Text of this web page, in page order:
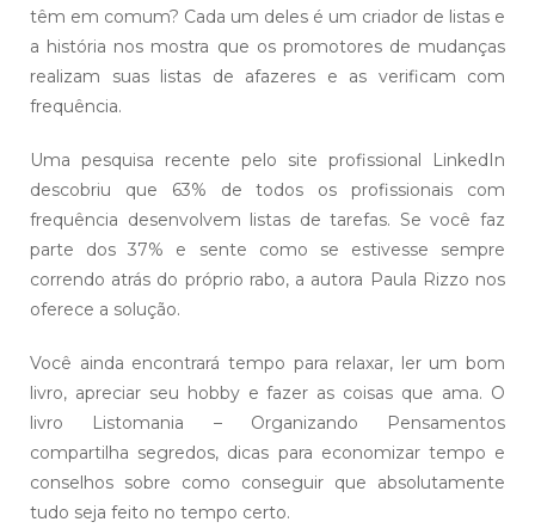
têm em comum? Cada um deles é um criador de listas e
a história nos mostra que os promotores de mudanças
realizam suas listas de afazeres e as verificam com
frequência.
Uma pesquisa recente pelo site profissional LinkedIn
descobriu que 63% de todos os profissionais com
frequência desenvolvem listas de tarefas. Se você faz
parte dos 37% e sente como se estivesse sempre
correndo atrás do próprio rabo, a autora Paula Rizzo nos
oferece a solução.
Você ainda encontrará tempo para relaxar, ler um bom
livro, apreciar seu hobby e fazer as coisas que ama. O
livro Listomania – Organizando Pensamentos
compartilha segredos, dicas para economizar tempo e
conselhos sobre como conseguir que absolutamente
tudo seja feito no tempo certo.